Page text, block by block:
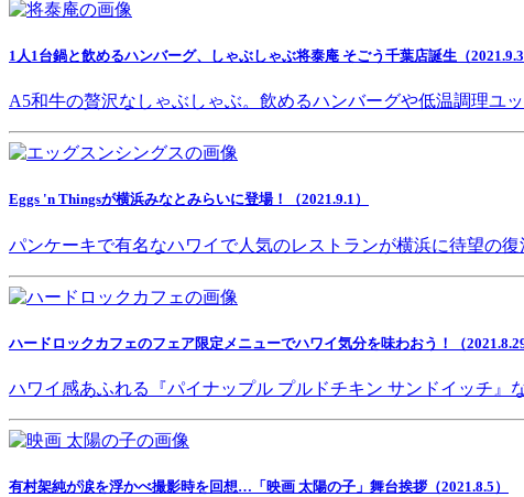
1人1台鍋と飲めるハンバーグ、しゃぶしゃぶ将泰庵 そごう千葉店誕生（2021.9.3
A5和牛の贅沢なしゃぶしゃぶ。飲めるハンバーグや低温調理ユ
Eggs 'n Thingsが横浜みなとみらいに登場！（2021.9.1）
パンケーキで有名なハワイで人気のレストランが横浜に待望の復
ハードロックカフェのフェア限定メニューでハワイ気分を味わおう！（2021.8.29
ハワイ感あふれる『パイナップル プルドチキン サンドイッチ』
有村架純が涙を浮かべ撮影時を回想…「映画 太陽の子」舞台挨拶（2021.8.5）